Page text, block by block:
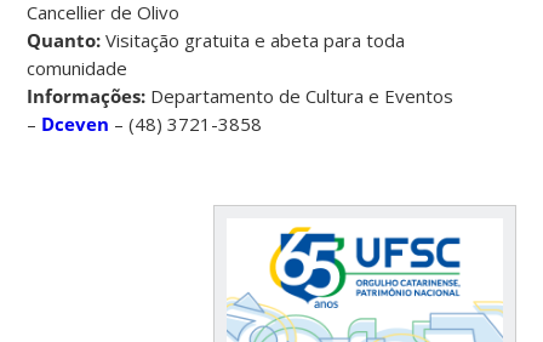
Cancellier de Olivo
Quanto:Visitação gratuita e abeta para toda
comunidade
Informações: Departamento de Cultura e Eventos
– Dceven – (48) 3721-3858